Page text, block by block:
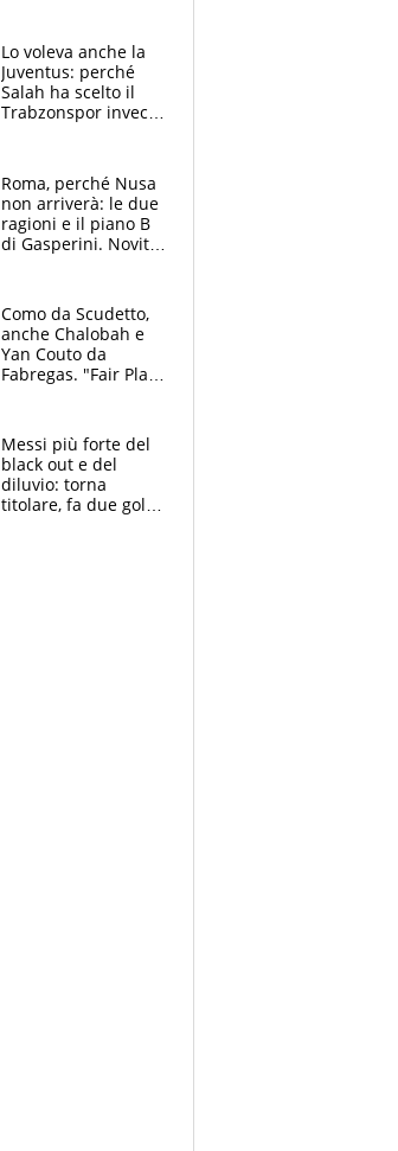
Lo voleva anche la
Juventus: perché
Salah ha scelto il
Trabzonspor invece
Roma, perché Nusa
non arriverà: le due
ragioni e il piano B
di Gasperini. Novità
Como da Scudetto,
anche Chalobah e
Yan Couto da
Fabregas. "Fair Play
multa"
Messi più forte del
black out e del
diluvio: torna
titolare, fa due gol e